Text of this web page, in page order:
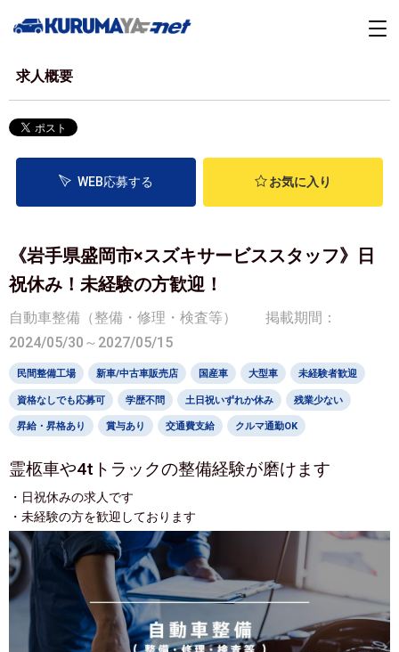
求人概要
WEB応募する お気に入り
《岩手県盛岡市×スズキサービススタッフ》日
祝休み！未経験の方歓迎！
自動車整備（整備・修理・検査等）
掲載期間：
2024/05/30～2027/05/15
民間整備工場 新車/中古車販売店 国産車 大型車 未経験者歓迎
資格なしでも応募可 学歴不問 土日祝いずれか休み 残業少ない
昇給・昇格あり 賞与あり 交通費支給 クルマ通勤OK
霊柩車や4tトラックの整備経験が磨けます
・日祝休みの求人です
・未経験の方を歓迎しております